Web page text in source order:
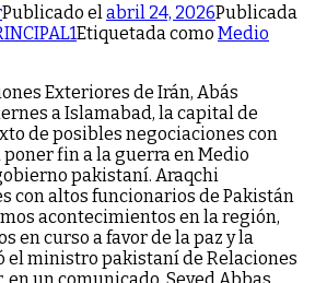
Publicado el abril 24, 2026Publicada
Etiquetada como Medio
Exteriores de Irán, Abás
a Islamabad, la capital de
de posibles negociaciones con
fin a la guerra en Medio
pakistaní. Araqchi
con altos funcionarios de Pakistán
acontecimientos en la región,
en curso a favor de la paz y la
el ministro pakistaní de Relaciones
en un comunicado. Seyed Abbas